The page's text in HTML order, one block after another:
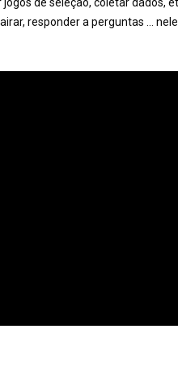
responder a perguntas …